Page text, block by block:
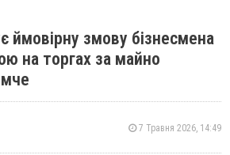
ймовірну змову бізнесмена
на торгах за майно
7 Травня 2026, 14:49